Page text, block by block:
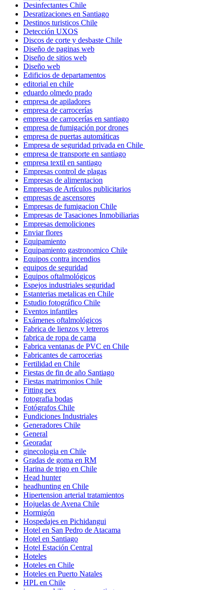
Desinfectantes Chile
Desratizaciones en Santiago
Destinos turisticos Chile
Detección UXOS
Discos de corte y desbaste Chile
Diseño de paginas web
Diseño de sitios web
Diseño web
Edificios de departamentos
editorial en chile
eduardo olmedo prado
empresa de apiladores
empresa de carrocerías
empresa de carrocerías en santiago
empresa de fumigación por drones
empresa de puertas automáticas
Empresa de seguridad privada en Chile
empresa de transporte en santiago
empresa textil en santiago
Empresas control de plagas
Empresas de alimentacion
Empresas de Artículos publicitarios
empresas de ascensores
Empresas de fumigacion Chile
Empresas de Tasaciones Inmobiliarias
Empresas demoliciones
Enviar flores
Equipamiento
Equipamiento gastronomico Chile
Equipos contra incendios
equipos de seguridad
Equipos oftalmológicos
Espejos industriales seguridad
Estanterias metalicas en Chile
Estudio fotográfico Chile
Eventos infantiles
Exámenes oftalmológicos
Fabrica de lienzos y letreros
fabrica de ropa de cama
Fabrica ventanas de PVC en Chile
Fabricantes de carrocerias
Fertilidad en Chile
Fiestas de fin de año Santiago
Fiestas matrimonios Chile
Fitting pex
fotografia bodas
Fotógrafos Chile
Fundiciones Industriales
Generadores Chile
General
Georadar
ginecologia en Chile
Gradas de goma en RM
Harina de trigo en Chile
Head hunter
headhunting en Chile
Hipertension arterial tratamientos
Hojuelas de Avena Chile
Hormigón
Hospedajes en Pichidangui
Hotel en San Pedro de Atacama
Hotel en Santiago
Hotel Estación Central
Hoteles
Hoteles en Chile
Hoteles en Puerto Natales
HPL en Chile